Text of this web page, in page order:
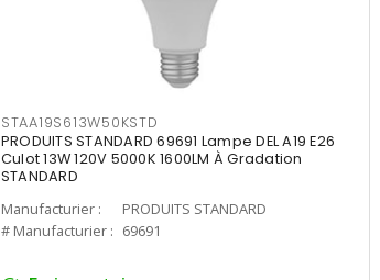
STAA19S613W50KSTD
PRODUITS STANDARD 69691 Lampe DEL A19 E26
Culot 13W 120V 5000K 1600LM À Gradation
STANDARD
Manufacturier :
PRODUITS STANDARD
# Manufacturier : 69691